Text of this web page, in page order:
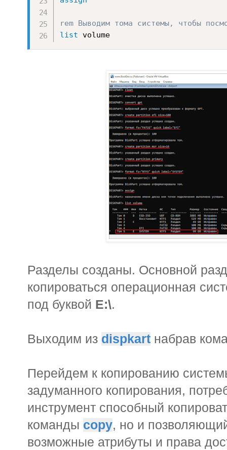
rem Выводим тома системы, чтобы
list volume
Разделы созданы. Основной
копироваться операционная
под буквой E:\.
Выходим из dispkart набрав
Перейдем к копированию
задуманного копирования,
инструмент способный
команды copy, но и
возможные атрибуты и права